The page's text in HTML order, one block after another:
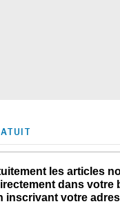
les articles
dans votre
inscrivant votre